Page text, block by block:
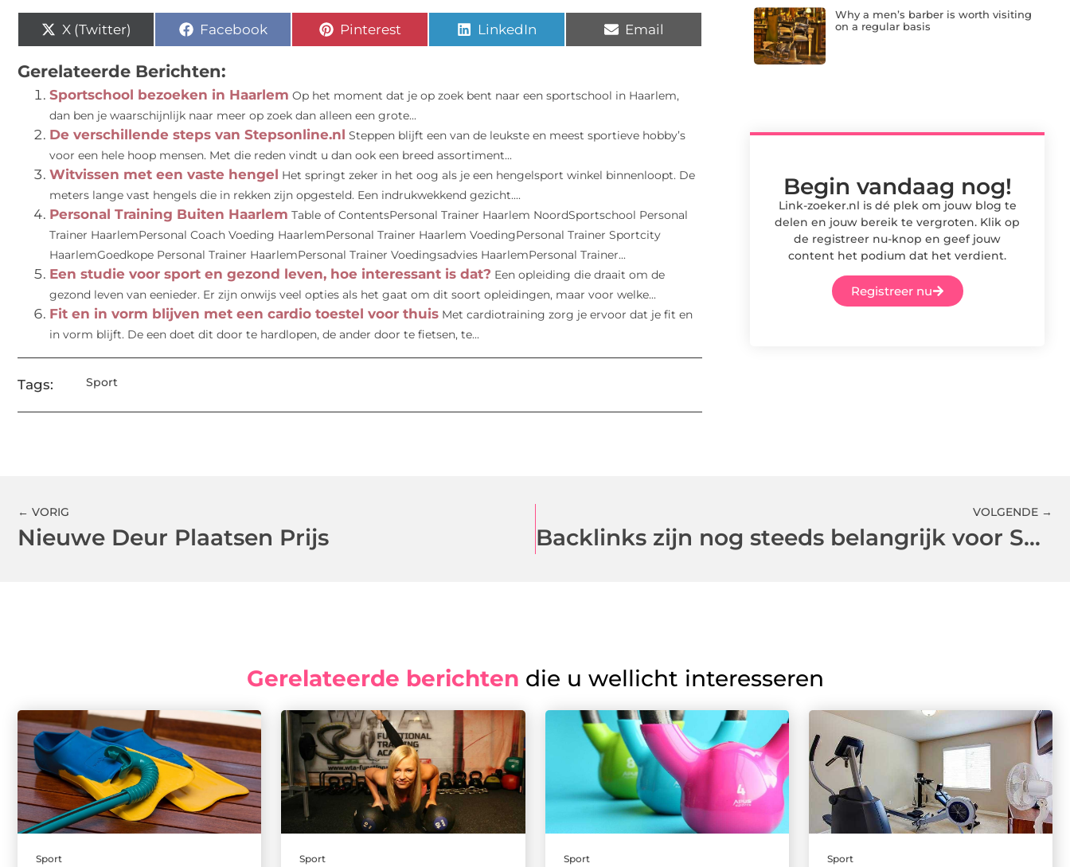
X (Twitter) Facebook Pinterest LinkedIn Email
Gerelateerde Berichten:
Sportschool bezoeken in Haarlem Op het moment dat je op zoek bent naar een sportschool in Haarlem,
dan ben je waarschijnlijk naar meer op zoek dan alleen een grote...
De verschillende steps van Stepsonline.nl Steppen blijft een van de leukste en meest sportieve hobby’s
voor een hele hoop mensen. Met die reden vindt u dan ook een breed assortiment...
Witvissen met een vaste hengel Het springt zeker in het oog als je een hengelsport winkel binnenloopt. De
meters lange vast hengels die in rekken zijn opgesteld. Een indrukwekkend gezicht....
Personal Training Buiten Haarlem Table of ContentsPersonal Trainer Haarlem NoordSportschool Personal
Trainer HaarlemPersonal Coach Voeding HaarlemPersonal Trainer Haarlem VoedingPersonal Trainer Sportcity
HaarlemGoedkope Personal Trainer HaarlemPersonal Trainer Voedingsadvies HaarlemPersonal Trainer...
Een studie voor sport en gezond leven, hoe interessant is dat? Een opleiding die draait om de
gezond leven van eenieder. Er zijn onwijs veel opties als het gaat om dit soort opleidingen, maar voor welke...
Fit en in vorm blijven met een cardio toestel voor thuis Met cardiotraining zorg je ervoor dat je fit en
in vorm blijft. De een doet dit door te hardlopen, de ander door te fietsen, te...
Tags: Sport
Why a men’s barber is worth visiting
on a regular basis
Begin vandaag nog!
Link-zoeker.nl is dé plek om jouw blog te
delen en jouw bereik te vergroten. Klik op
de registreer nu-knop en geef jouw
content het podium dat het verdient.
Registreer nu
← VORIG
Nieuwe Deur Plaatsen Prijs
VOLGENDE →
Backlinks zijn nog steeds belangrijk voor SEO
Gerelateerde berichten die u wellicht interesseren
Sport Sport Sport Sport